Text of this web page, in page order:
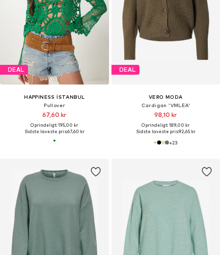
DEAL
HAPPINESS İSTANBUL
Pullover
67,60 kr
Oprindeligt: 195,00 kr
Sidste laveste pris:67,60 kr
DEAL
VERO MODA
Cardigan 'VMLEA'
98,10 kr
Oprindeligt: 189,00 kr
Sidste laveste pris:92,65 kr
+23